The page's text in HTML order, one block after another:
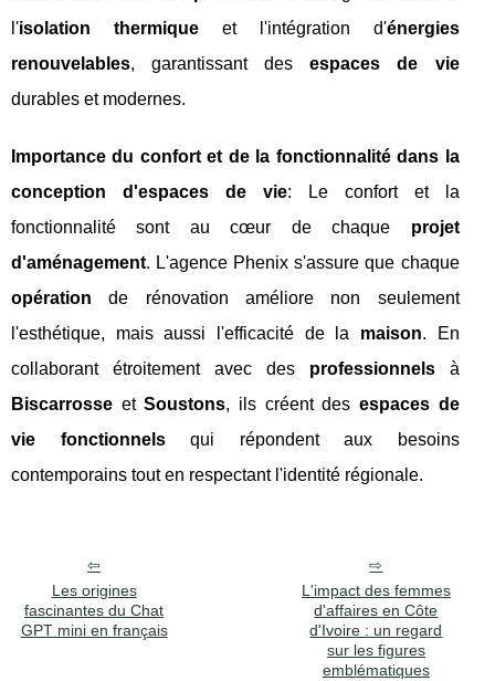
l'isolation thermiqueet l'intégration d'énergies
renouvelables, garantissant desespaces de vie
durables et modernes.
Importance du confort et de la fonctionnalité dans la
conception d'espaces de vie: Le confort et la
fonctionnalité sont au cœur de chaque projet
d'aménagement. L'agence Phenix s'assure que chaque
opération de rénovation améliore non seulement
l'esthétique, mais aussi l'efficacité de la maison. En
collaborant étroitement avec des professionnelsà
Biscarrosse etSoustons, ils créent des espaces de
vie fonctionnelsqui répondent aux besoins
contemporains tout en respectant l'identité régionale.
Les origines
fascinantes du Chat
GPT mini en français
L'impact des femmes
d'affaires en Côte
d'Ivoire : un regard
sur les figures
emblématiques